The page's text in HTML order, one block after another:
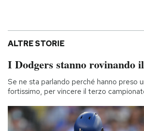
ALTRE STORIE
I Dodgers stanno rovinando
Se ne sta parlando perché hanno preso
fortissimo, per vincere il terzo